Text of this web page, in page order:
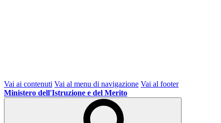
Vai ai contenuti Vai al menu di navigazione Vai al footer
Ministero dell'Istruzione e del Merito